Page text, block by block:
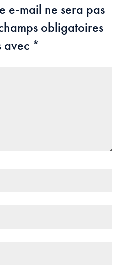
e-mail ne sera pas
obligatoires
avec *